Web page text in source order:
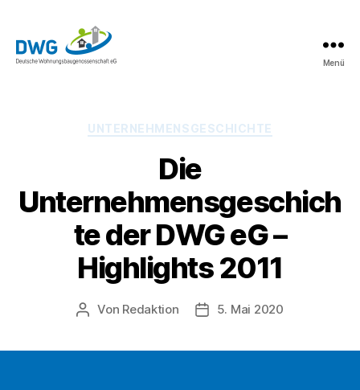
Menü
Kategorien
UNTERNEHMENSGESCHICHTE
Die
Unternehmensgeschich
te der DWG eG –
Highlights 2011
Beitragsautor
Von Redaktion Beitragsdatum
5. Mai 2020